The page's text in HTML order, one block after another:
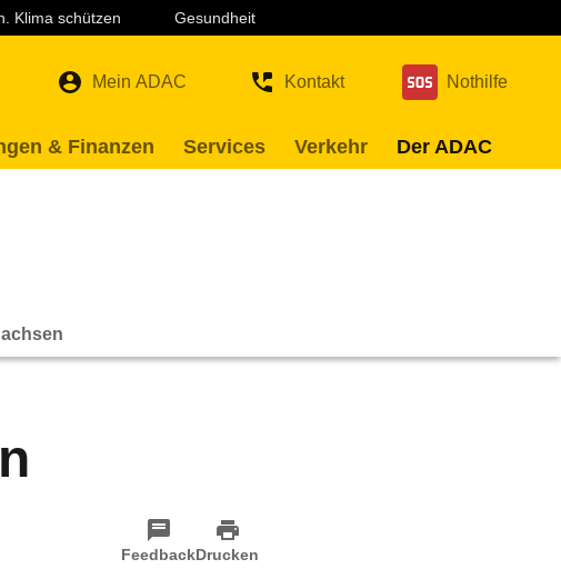
Klima schützen Gesundheit
Mein ADAC Kontakt Nothilfe
& Finanzen Services Verkehr Der ADAC
FeedbackDrucken